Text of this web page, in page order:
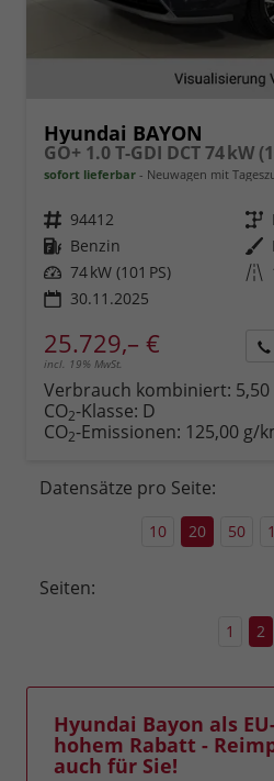
Hyundai BAYON
sofort lieferbar Neuwagen mit
Fahrzeugnr. 94412 Getriebe
Kraftstoff Benzin Außenfarbe
Leistung 74 kW (101 PS) Kilometerstand
30.11.2025
25.729,– €
incl. 19% MwSt.
Verbrauch kombiniert:
CO2-Klasse: D
CO2-Emissionen: 125,00 g/
Datensätze pro Seite:
10 20 50
Seiten:
1 2
Hyundai Bayon als
hohem Rabatt -
auch für Sie!